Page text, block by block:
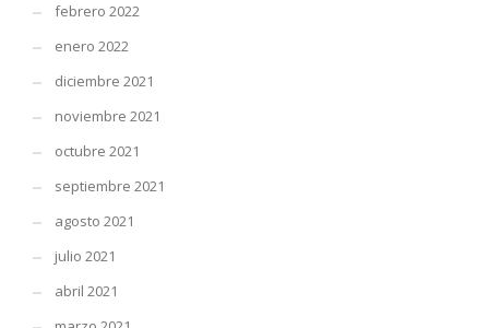
febrero 2022
enero 2022
diciembre 2021
noviembre 2021
octubre 2021
septiembre 2021
agosto 2021
julio 2021
abril 2021